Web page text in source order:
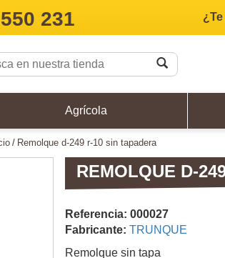
231
Agrícola
remolque d-249 r-10 sin tapadera
REMOLQUE D-
Referencia: 000027
Fabricante: TRUNQUE
Remolque sin tapa